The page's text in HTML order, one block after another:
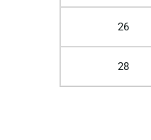
26
28